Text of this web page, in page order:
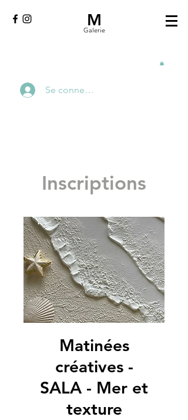
M
Galerie
Se connecter
Inscriptions
Matinées
créatives -
SALA - Mer et
texture